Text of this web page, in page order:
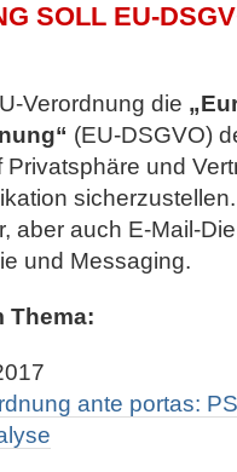
SOLL EU-
Verordnung die
(EU-DSGVO)
und
aber auch E-Mail-
und Messaging.
Thema:
ante portas: